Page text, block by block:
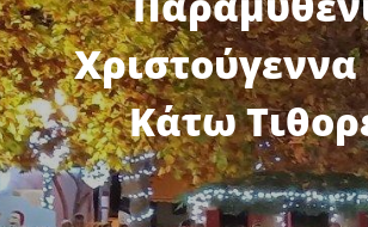
Χριστούγεννα
Κάτω